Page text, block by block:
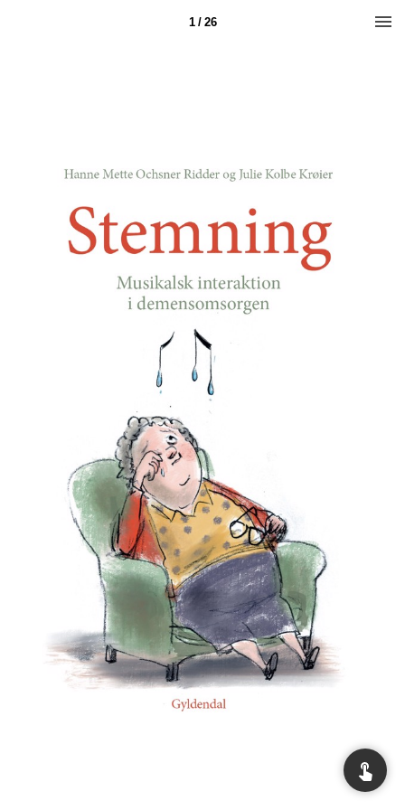
1 / 26